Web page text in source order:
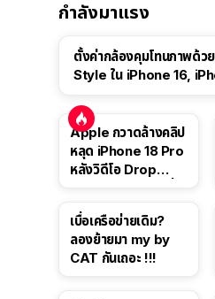
กำลังมาแรง
ตั้งค่ากล้องคุมโทนภาพด้
Style ใน iPhone 16,
Apple กวาดล้างคลิป
หลุด iPhone 18 Pro
หลังวิดีโอ Drop
เบื่อเครือข่ายเดิม?
ลองย้ายมา my by
CAT กันเถอะ !!!